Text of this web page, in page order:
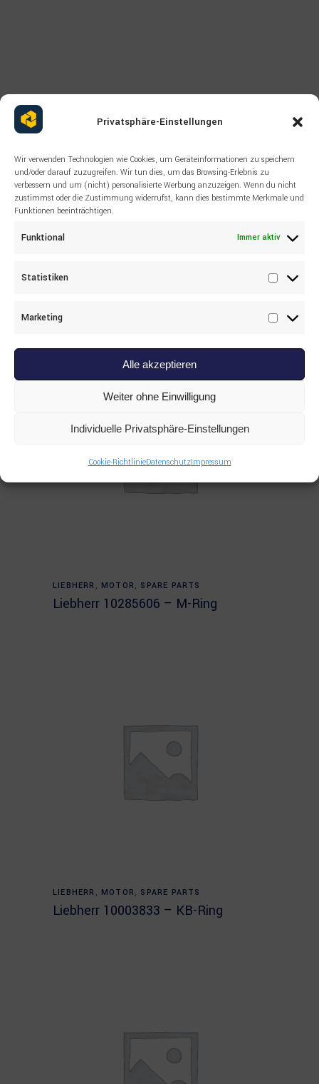
Privatsphäre-Einstellungen
Wir verwenden Technologien wie Cookies, um Geräteinformationen zu speichern
und/oder darauf zuzugreifen. Wir tun dies, um das Browsing-Erlebnis zu
verbessern und um (nicht) personalisierte Werbung anzuzeigen. Wenn du nicht
zustimmst oder die Zustimmung widerrufst, kann dies bestimmte Merkmale und
Funktionen beeinträchtigen.
Funktional Immer aktiv
Statistiken
Marketing
Alle akzeptieren
Weiter ohne Einwilligung
Individuelle Privatsphäre-Einstellungen
Cookie-RichtlinieDatenschutzImpressum
LIEBHERR
Read more
LIEBHERR , MOTOR , SPARE PARTS
Liebherr 10285606 – M-Ring
Read more
LIEBHERR , MOTOR , SPARE PARTS
Liebherr 10003833 – KB-Ring